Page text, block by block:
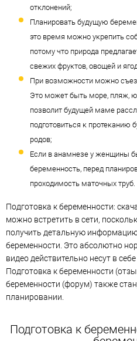
отклонений;
Планировать будущую
это время можно укрепить
потому что природа
свежих фруктов, овощей и
При возможности можно
Это может быть море, пляж,
позволит будущей маме
подготовиться к протеканию
родов;
Если в анамнезе у женщины
беременность, перед
проходимость маточных труб.
Подготовка к беременности:
можно встретить в сети,
получить детальную
беременности. Это абсолютно
видео действительно несут в
Подготовка к беременности
беременности (форум) также
планировании.
Подготовка к